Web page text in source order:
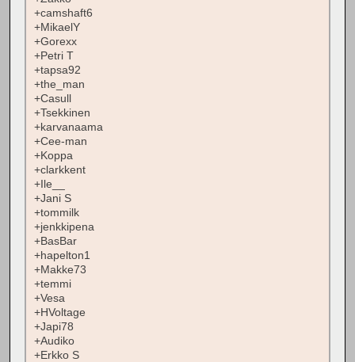
+camshaft6
+MikaelY
+Gorexx
+Petri T
+tapsa92
+the_man
+Casull
+Tsekkinen
+karvanaama
+Cee-man
+Koppa
+clarkkent
+Ile__
+Jani S
+tommilk
+jenkkipena
+BasBar
+hapelton1
+Makke73
+temmi
+Vesa
+HVoltage
+Japi78
+Audiko
+Erkko S